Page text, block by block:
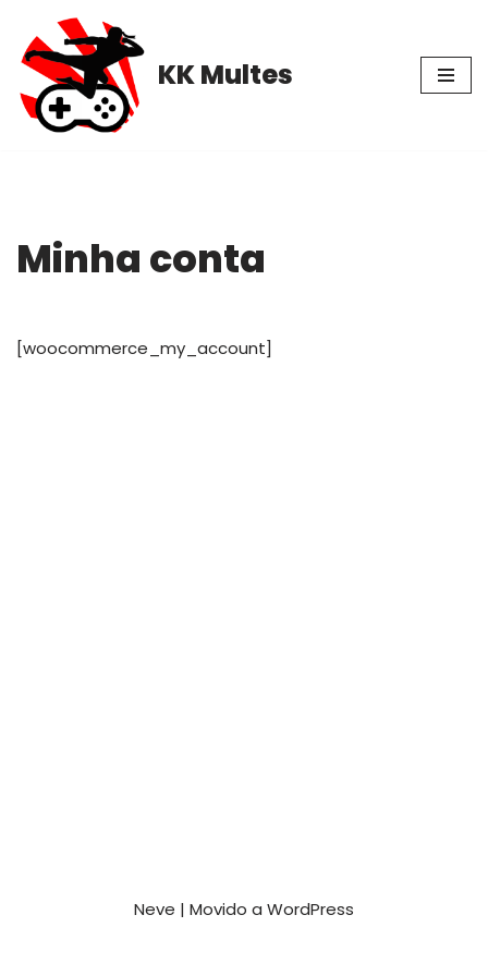
Pular
para
o
conteúdo
KK Multes
Minha conta
[woocommerce_my_account]
Neve | Movido a WordPress